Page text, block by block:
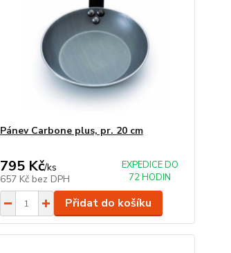
Pánev Carbone plus, pr. 20 cm
795 Kč/ks
657 Kč bez DPH
EXPEDICE DO
72 HODIN
Přidat do košíku